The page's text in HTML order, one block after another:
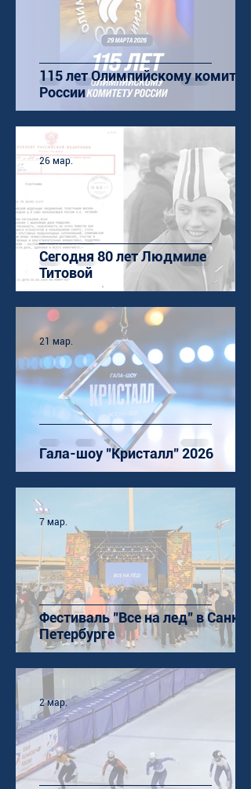
115 лет Олимпийскому комитету
России
Сегодня 80 лет Людмиле
Титовой
26 мар.
Гала-шоу "Кристалл" 2026
21 мар.
Фестиваль "Все на лед" в Санкт-
Петербурге
7 мар.
2 мар.